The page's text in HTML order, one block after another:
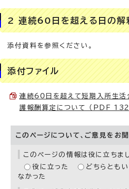
2 連続60日を超える日の解
添付資料を参照ください。
添付ファイル
連続60日を超えて短期入所生活
護報酬算定について （PDF
このページについて、ご意見をお
このページの情報は役に立ちまし
役に立った
どちらとも
なかった